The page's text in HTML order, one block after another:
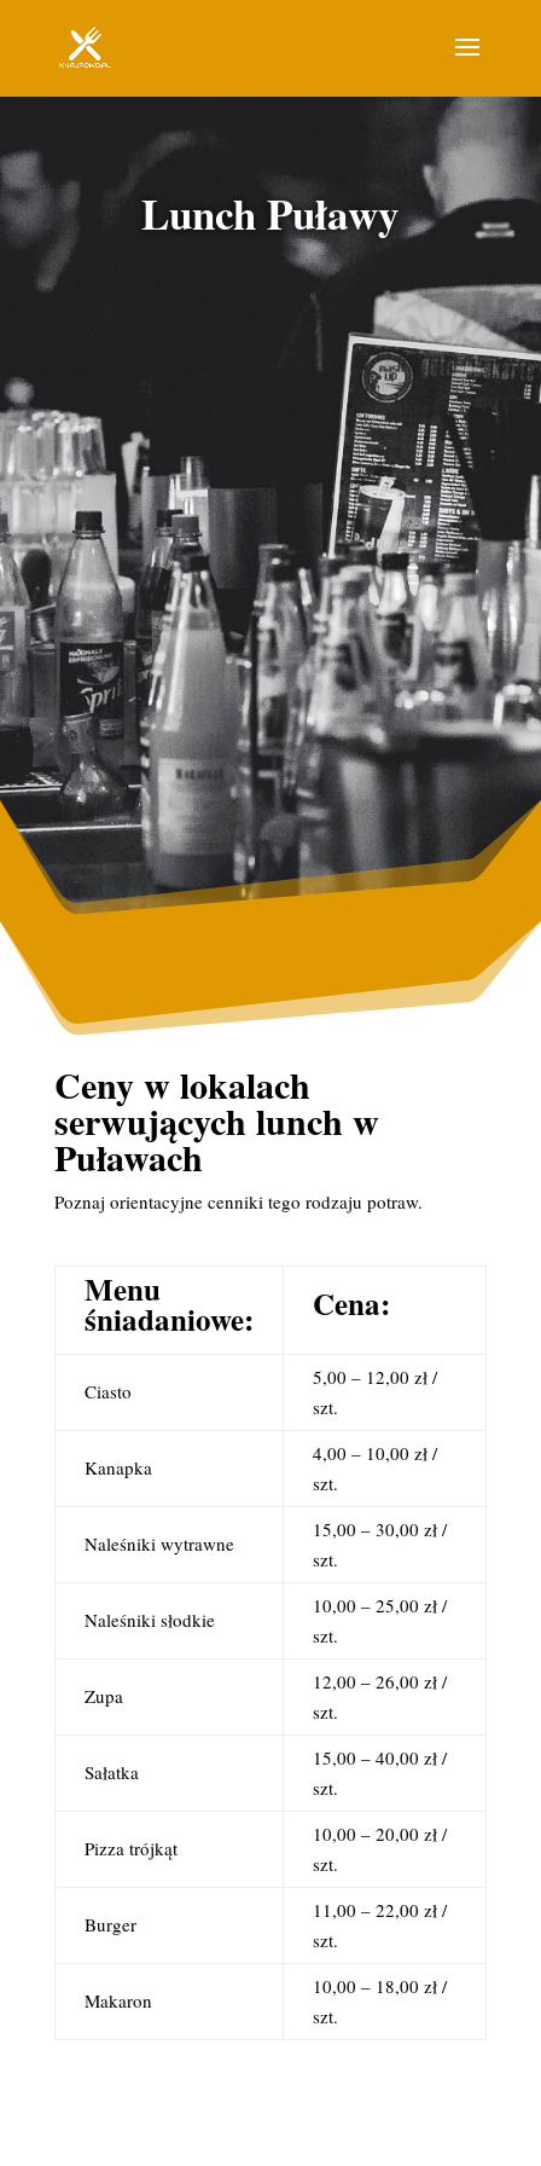
Lunch Puławy
Ceny w lokalach
serwujących lunch w
Puławach
Poznaj orientacyjne cenniki tego rodzaju potraw.
Menu
śniadaniowe: Cena:
Ciasto
5,00 – 12,00 zł /
szt.
Kanapka
4,00 – 10,00 zł /
szt.
Naleśniki wytrawne
15,00 – 30,00 zł /
szt.
Naleśniki słodkie
10,00 – 25,00 zł /
szt.
Zupa
12,00 – 26,00 zł /
szt.
Sałatka
15,00 – 40,00 zł /
szt.
Pizza trójkąt
10,00 – 20,00 zł /
szt.
Burger
11,00 – 22,00 zł /
szt.
Makaron
10,00 – 18,00 zł /
szt.